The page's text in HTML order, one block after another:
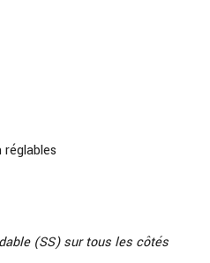
(SS) sur tous les côtés